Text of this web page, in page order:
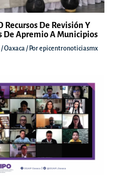
Recursos De Revisión Y
De Apremio A Municipios
/Oaxaca / Porepicentronoticiasmx